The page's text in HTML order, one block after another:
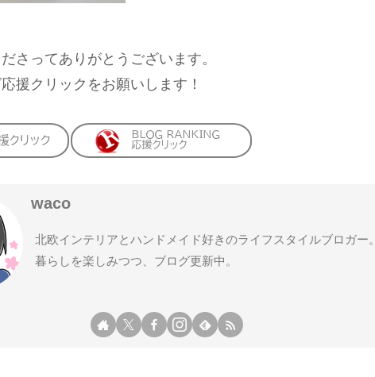
さってありがとうございます。
援クリックをお願いします！
waco
北欧インテリアとハンドメイド好きのライフスタイルブロガー。
暮らしを楽しみつつ、ブログ更新中。